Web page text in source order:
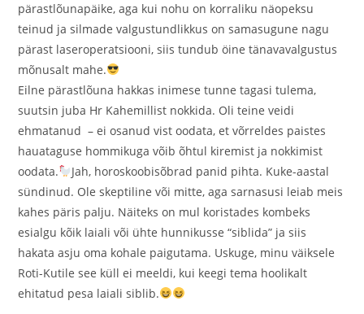
pärastlõunapäike, aga kui nohu on korraliku näopeksu
teinud ja silmade valgustundlikkus on samasugune nagu
pärast laseroperatsiooni, siis tundub öine tänavavalgustus
mõnusalt mahe.
Eilne pärastlõuna hakkas inimese tunne tagasi tulema,
suutsin juba Hr Kahemillist nokkida. Oli teine veidi
ehmatanud – ei osanud vist oodata, et võrreldes paistes
hauataguse hommikuga võib õhtul kiremist ja nokkimist
oodata.
Jah, horoskoobisõbrad panid pihta. Kuke-aastal
sündinud. Ole skeptiline või mitte, aga sarnasusi leiab meis
kahes päris palju. Näiteks on mul koristades kombeks
esialgu kõik laiali või ühte hunnikusse “siblida” ja siis
hakata asju oma kohale paigutama. Uskuge, minu väiksele
Roti-Kutile see küll ei meeldi, kui keegi tema hoolikalt
ehitatud pesa laiali siblib.